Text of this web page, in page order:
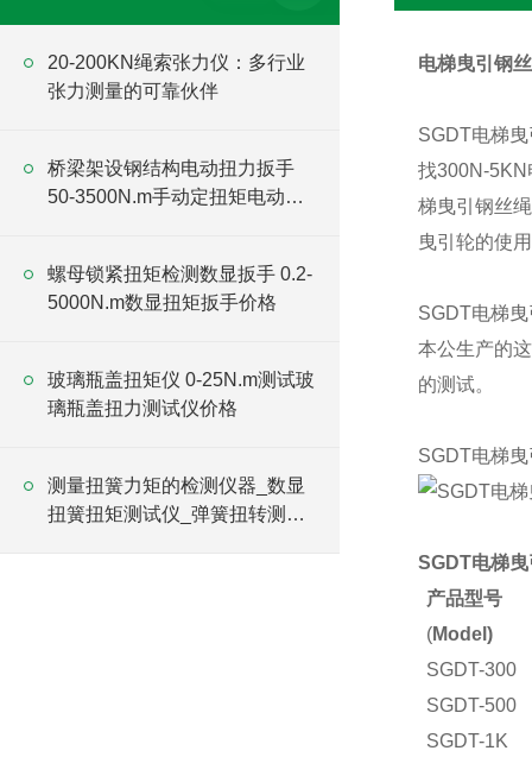
20-200KN绳索张力仪：多行业
张力测量的可靠伙伴
桥梁架设钢结构电动扭力扳手
50-3500N.m手动定扭矩电动扳
螺母锁紧扭矩检测数显扳手 0.2-
5000N.m数显扭矩扳手价格
玻璃瓶盖扭矩仪 0-25N.m测试玻
璃瓶盖扭力测试仪价格
测量扭簧力矩的检测仪器_数显
扭簧扭矩测试仪_弹簧扭转测试
电梯曳引钢
SGDT电梯
找300N-5KN
梯曳引钢丝
曳引轮的使
SGDT电梯
本公生产的
的测试。
SGDT电梯
SGDT电梯
产品型号
(Model)
SGDT-300
SGDT-500
SGDT-1K